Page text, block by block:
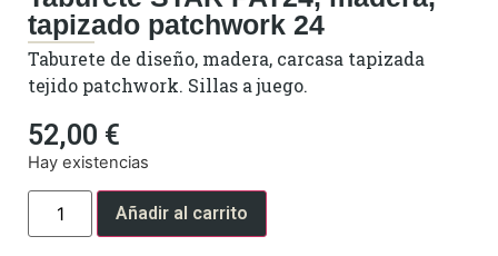
tapizado patchwork 24
Taburete de diseño, madera, carcasa tapizada
tejido patchwork. Sillas a juego.
52,00 €
Hay existencias
Añadir al carrito